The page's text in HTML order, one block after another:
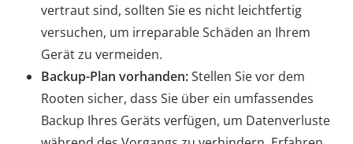
vertraut sind, sollten Sie es nicht leichtfertig
versuchen, um irreparable Schäden an Ihrem
Gerät zu vermeiden.
Backup-Plan vorhanden:Stellen Sie vor dem
Rooten sicher, dass Sie über ein umfassendes
Backup Ihres Geräts verfügen, um Datenverluste